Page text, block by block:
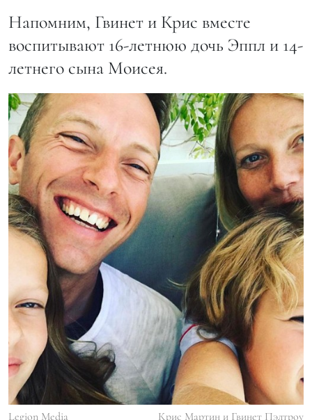
Напомним, Гвинет и Крис вместе
воспитывают 16-летнюю дочь Эппл и 14-
летнего сына Моисея.
Legion Media Крис Мартин и Гвинет Пэлтроу